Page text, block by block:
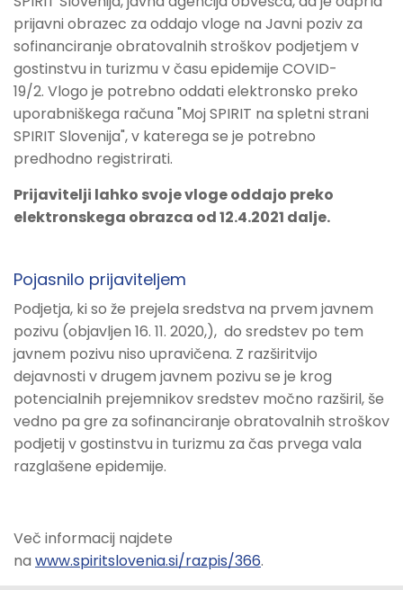
prijavni obrazec za oddajo vloge na Javni poziv za
sofinanciranje obratovalnih stroškov podjetjem v
gostinstvu in turizmu v času epidemije COVID-
19/2. Vlogo je potrebno oddati elektronsko preko
uporabniškega računa "Moj SPIRIT na spletni strani
SPIRIT Slovenija", v katerega se je potrebno
predhodno registrirati.
Prijavitelji lahko svoje vloge oddajo preko
elektronskega obrazca od 12.4.2021 dalje.
Pojasnilo prijaviteljem
Podjetja, ki so že prejela sredstva na prvem javnem
pozivu (objavljen 16. 11. 2020,), do sredstev po tem
javnem pozivu niso upravičena. Z razširitvijo
dejavnosti v drugem javnem pozivu se je krog
potencialnih prejemnikov sredstev močno razširil, še
vedno pa gre za sofinanciranje obratovalnih stroškov
podjetij v gostinstvu in turizmu za čas prvega vala
razglašene epidemije.
Več informacij najdete
na www.spiritslovenia.si/razpis/366.